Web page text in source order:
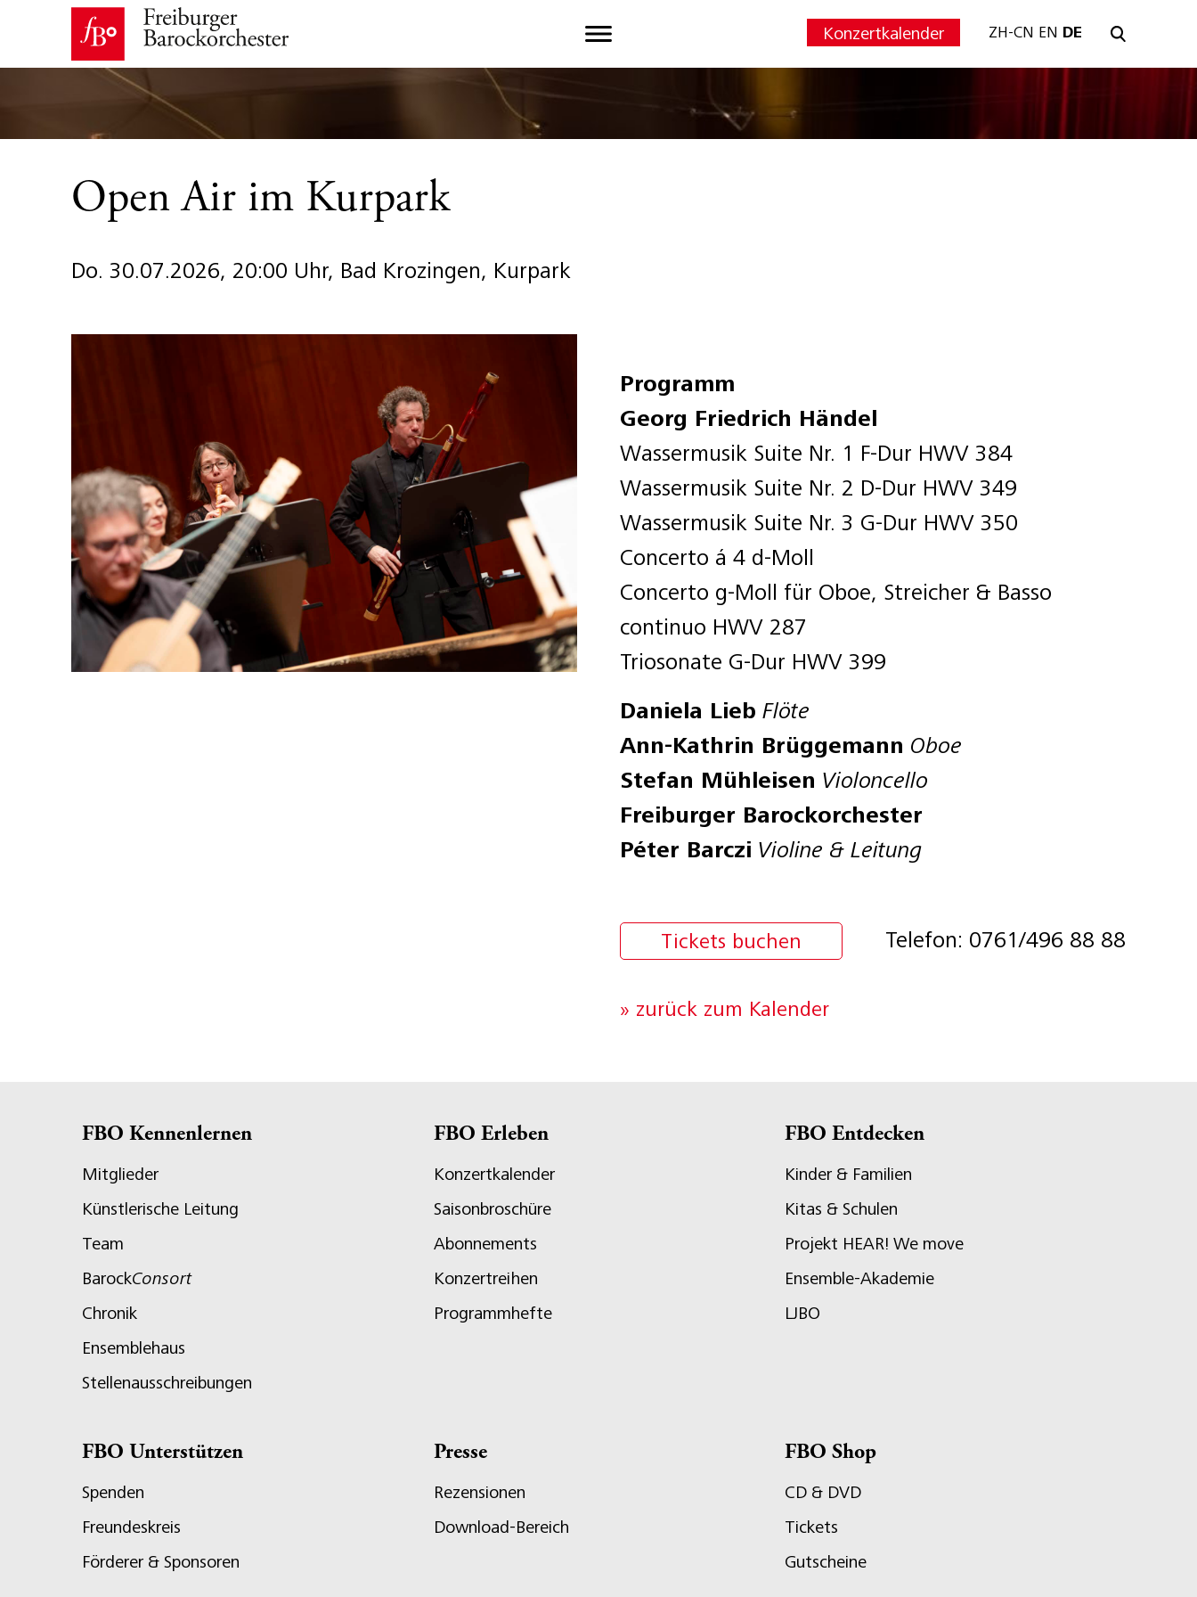
Konzertkalender ZH-CN EN DE
Open Air im Kurpark
Do. 30.07.2026, 20:00 Uhr, Bad Krozingen, Kurpark
Programm
Georg Friedrich Händel
Wassermusik Suite Nr. 1 F-Dur HWV 384
Wassermusik Suite Nr. 2 D-Dur HWV 349
Wassermusik Suite Nr. 3 G-Dur HWV 350
Concerto á 4 d-Moll
Concerto g-Moll für Oboe, Streicher & Basso
continuo HWV 287
Triosonate G-Dur HWV 399
Daniela Lieb Flöte
Ann-Kathrin Brüggemann Oboe
Stefan Mühleisen Violoncello
Freiburger Barockorchester
Péter Barczi Violine & Leitung
Tickets buchen Telefon: 0761/496 88 88
» zurück zum Kalender
FBO Kennenlernen
Mitglieder
Künstlerische Leitung
Team
BarockConsort
Chronik
Ensemblehaus
Stellenausschreibungen
FBO Erleben
Konzertkalender
Saisonbroschüre
Abonnements
Konzertreihen
Programmhefte
FBO Entdecken
Kinder & Familien
Kitas & Schulen
Projekt HEAR! We move
Ensemble-Akademie
LJBO
FBO Unterstützen
Spenden
Freundeskreis
Förderer & Sponsoren
Presse
Rezensionen
Download-Bereich
FBO Shop
CD & DVD
Tickets
Gutscheine